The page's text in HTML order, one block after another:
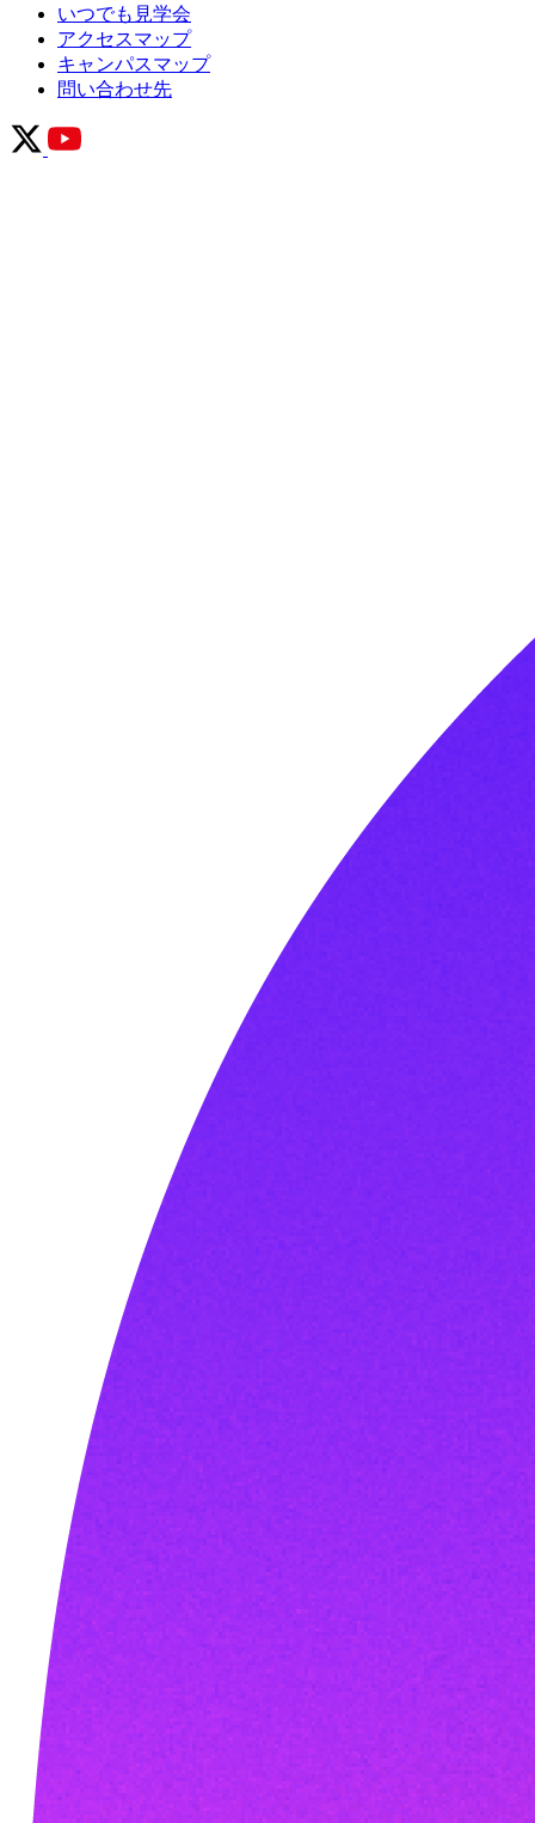
いつでも見学会
アクセスマップ
キャンパスマップ
問い合わせ先